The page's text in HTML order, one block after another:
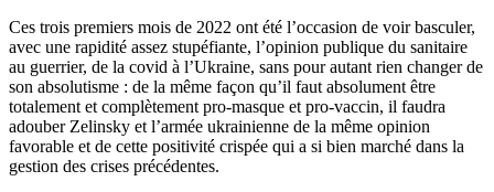
Ces trois premiers mois de 2022 ont été l’occasion de voir basculer,
avec une rapidité assez stupéfiante, l’opinion publique du sanitaire
au guerrier, de la covid à l’Ukraine, sans pour autant rien changer de
son absolutisme : de la même façon qu’il faut absolument être
totalement et complètement pro-masque et pro-vaccin, il faudra
adouber Zelinsky et l’armée ukrainienne de la même opinion
favorable et de cette positivité crispée qui a si bien marché dans la
gestion des crises précédentes.